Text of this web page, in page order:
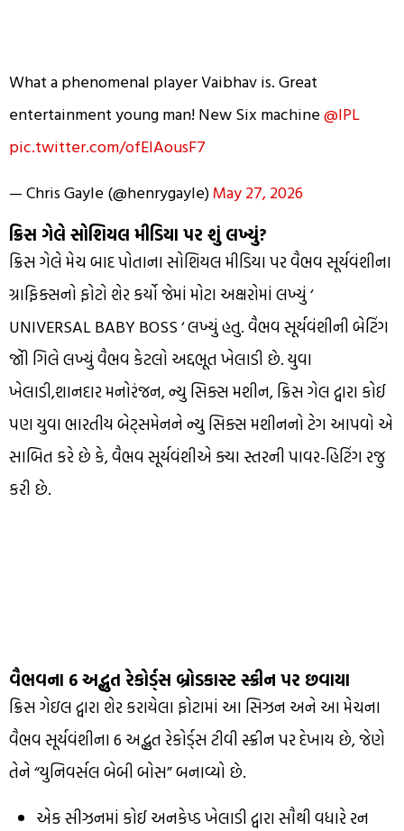
What a phenomenal player Vaibhav is. Great
entertainment young man! New Six machine@IPL
pic.twitter.com/ofElAousF7
— Chris Gayle (@henrygayle)May 27, 2026
ક્રિસ ગેલે સોશિયલ મીડિયા પર શું લખ્યું?
ક્રિસ ગેલે મેચ બાદ પોતાના સોશિયલ મીડિયા પર વૈભવ સૂર્યવંશીના
ગ્રાફિક્સનો ફોટો શેર કર્યો જેમાં મોટા અક્ષરોમાં લખ્યું ‘
UNIVERSAL BABY BOSS ‘ લખ્યું હતુ. વૈભવ સૂર્યવંશીની બેટિંગ
જોી ગિલે લખ્યું વૈભવ કેટલો અદ્દભૂત ખેલાડી છે. યુવા
ખેલાડી,શાનદાર મનોરંજન, ન્યુ સિક્સ મશીન, ક્રિસ ગેલ દ્વારા કોઈ
પણ યુવા ભારતીય બેટ્સમેનને ન્યુ સિક્સ મશીનનો ટેગ આપવો એ
સાબિત કરે છે કે, વૈભવ સૂર્યવંશીએ ક્યા સ્તરની પાવર-હિટિંગ રજુ
કરી છે.
વૈભવના 6 અદ્ભુત રેકોર્ડ્સ બ્રોડકાસ્ટ સ્ક્રીન પર છવાયા
ક્રિસ ગેઇલ દ્વારા શેર કરાયેલા ફોટામાં આ સિઝન અને આ મેચના
વૈભવ સૂર્યવંશીના 6 અદ્ભુત રેકોર્ડ્સ ટીવી સ્ક્રીન પર દેખાય છે, જેણે
તેને “યુનિવર્સલ બેબી બોસ” બનાવ્યો છે.
એક સીઝનમાં કોઈ અનકેપ્ડ ખેલાડી દ્વારા સૌથી વધારે રન